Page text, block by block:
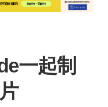
一起制